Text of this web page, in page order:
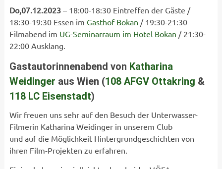
Do,07.12.2023– 18:00-18:30 Eintreffen der Gäste /
18:30-19:30 Essen im Gasthof Bokan / 19:30-21:30
Filmabend im UG-Seminarraum im Hotel Bokan / 21:30-
22:00 Ausklang.
Gastautorinnenabend von Katharina
Weidinger aus Wien (108 AFGV Ottakring &
118 LC Eisenstadt)
Wir freuen uns sehr auf den Besuch der Unterwasser-
Filmerin Katharina Weidinger in unserem Club
und auf die Möglichkeit Hintergrundgeschichten von
ihren Film-Projekten zu erfahren.